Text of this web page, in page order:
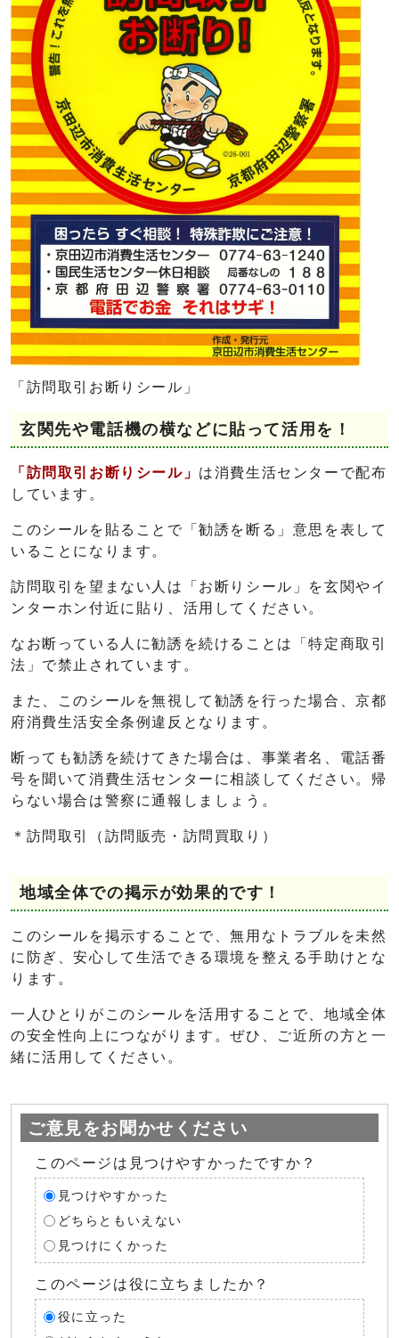
「訪問取引お断りシール」
玄関先や電話機の横などに貼って活用を！
「訪問取引お断りシール」 は消費生活センターで配布
しています。
このシールを貼ることで「勧誘を断る」意思を表して
いることになります。
訪問取引を望まない人は「お断りシール」を玄関やイ
ンターホン付近に貼り、活用してください。
なお断っている人に勧誘を続けることは「特定商取引
法」で禁止されています。
また、このシールを無視して勧誘を行った場合、京都
府消費生活安全条例違反となります。
断っても勧誘を続けてきた場合は、事業者名、電話番
号を聞いて消費生活センターに相談してください。帰
らない場合は警察に通報しましょう。
＊訪問取引（訪問販売・訪問買取り）
地域全体での掲示が効果的です！
このシールを掲示することで、無用なトラブルを未然
に防ぎ、安心して生活できる環境を整える手助けとな
ります。
一人ひとりがこのシールを活用することで、地域全体
の安全性向上につながります。ぜひ、ご近所の方と一
緒に活用してください。
ご意見をお聞かせください
このページは見つけやすかったですか？
見つけやすかった
どちらともいえない
見つけにくかった
このページは役に立ちましたか？
役に立った